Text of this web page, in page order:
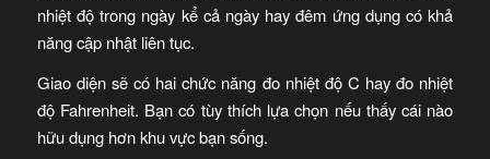
nhiệt độ trong ngày kể cả ngày hay đêm ứng dụng có khả
năng cập nhật liên tục.
Giao diện sẽ có hai chức năng đo nhiệt độ C hay đo nhiệt
độ Fahrenheit. Bạn có tùy thích lựa chọn nếu thấy cái nào
hữu dụng hơn khu vực bạn sống.